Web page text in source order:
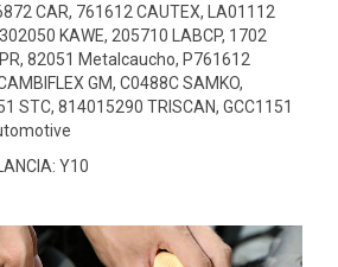
CAR, 761612 CAUTEX, LA01112
KAWE, 205710 LABCP, 1702
82051 Metalcaucho, P761612
GM, C0488C SAMKO,
STC, 814015290 TRISCAN, GCC1151
Y10